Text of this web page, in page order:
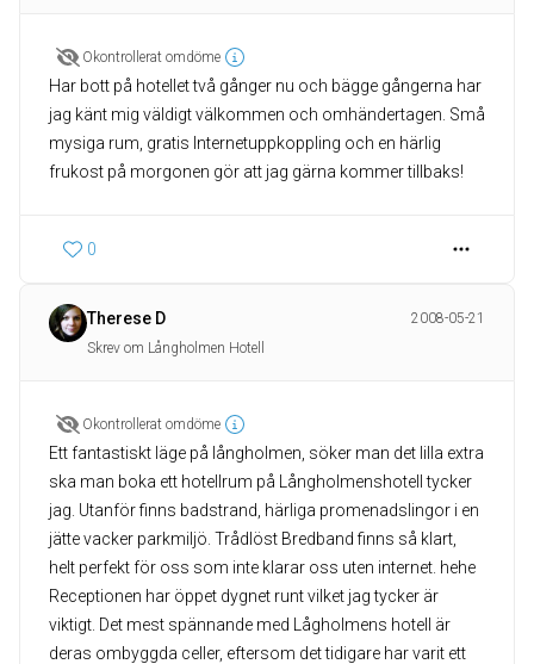
Okontrollerat omdöme
Har bott på hotellet två gånger nu och bägge gångerna har
jag känt mig väldigt välkommen och omhändertagen. Små
mysiga rum, gratis Internetuppkoppling och en härlig
frukost på morgonen gör att jag gärna kommer tillbaks!
0
Therese D
2008-05-21
Skrev om Långholmen Hotell
Okontrollerat omdöme
Ett fantastiskt läge på långholmen, söker man det lilla extra
ska man boka ett hotellrum på Långholmenshotell tycker
jag. Utanför finns badstrand, härliga promenadslingor i en
jätte vacker parkmiljö. Trådlöst Bredband finns så klart,
helt perfekt för oss som inte klarar oss uten internet. hehe
Receptionen har öppet dygnet runt vilket jag tycker är
viktigt. Det mest spännande med Lågholmens hotell är
deras ombyggda celler, eftersom det tidigare har varit ett